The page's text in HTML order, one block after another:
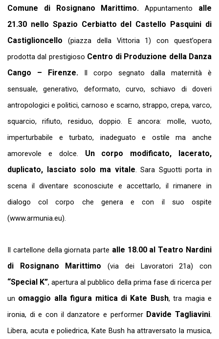
Comune di Rosignano Marittimo.Appuntamento alle
21.30 nello Spazio Cerbiatto del Castello Pasquini di
Castiglioncello (piazza della Vittoria 1) con quest’opera
prodotta dal prestigioso Centro di Produzione della Danza
Cango – Firenze. Il corpo segnato dalla maternità è
sensuale, generativo, deformato, curvo, schiavo di doveri
antropologici e politici, carnoso e scarno, strappo, crepa, varco,
squarcio, rifiuto, residuo, doppio. E ancora: molle, vuoto,
imperturbabile e turbato, inadeguato e ostile ma anche
amorevole e dolce. Un corpo modificato, lacerato,
duplicato, lasciato solo ma vitale. Sara Sguotti porta in
scena il diventare sconosciute e accettarlo, il rimanere in
dialogo col corpo che genera e con il suo ospite
(www.armunia.eu).
Il cartellone della giornata parte alle 18.00 al Teatro Nardini
di Rosignano Marittimo (via dei Lavoratori 21a) con
“Special K”, apertura al pubblico della prima fase di ricerca per
un omaggio alla figura mitica di Kate Bush, tra magia e
ironia, di e con il danzatore e performer Davide Tagliavini.
Libera, acuta e poliedrica, Kate Bush ha attraversato la musica,